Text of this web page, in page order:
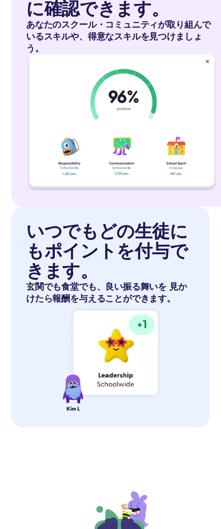
に確認できます。
あなたのスクール・コミュニティが取り組んで
いるスキルや、得意なスキルを見つけましょ
う。
いつでもどの生徒に
もポイントを付与で
きます。
玄関でも食堂でも、良い振る舞いを 見か
けたら報酬を与えることができます。